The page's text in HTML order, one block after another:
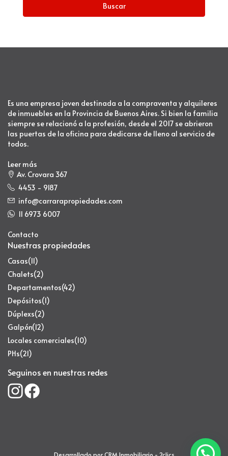
Buscar
Es una empresa joven destinada a la compraventa y alquileres
de inmuebles en la Provincia de Buenos Aires. Si bien la familia
siempre se relacionó a la profesión, desde el 2017 se abrieron
las puertas de la oficina para dedicarse de lleno al servicio de
todos.
Leer más
Av. Crovara 367
4453 - 9187
info@carrarapropiedades.com
11 6973 6007
Contacto
Nuestras propiedades
Casas(11)
Chalets(2)
Departamentos(42)
Depósitos(1)
Dúplexs(2)
Galpón(12)
Locales comerciales(10)
PHs(21)
Seguinos en nuestras redes